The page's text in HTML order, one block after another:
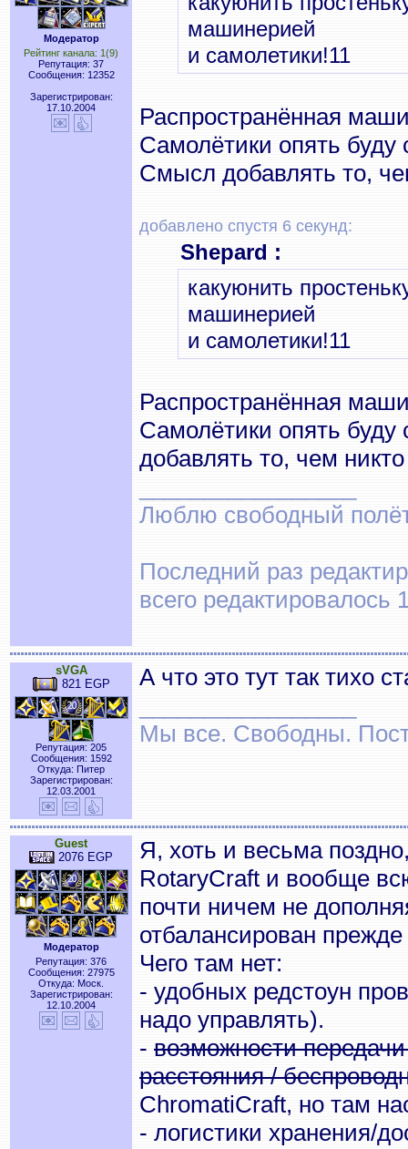
Модератор
Рейтинг канала: 1(9)
Репутация: 37
Сообщения: 12352
Зарегистрирован:
17.10.2004
машинерией
и самолетики!11
Распространённая
Самолётики опять
Смысл добавлять то,
добавлено спустя 6 секунд:
Shepard :
какуюнить
машинерией
и самолетики!11
Распространённая
Самолётики опять
добавлять то, чем
Люблю свободный
Последний раз
всего редактировалось
sVGA
821 EGP
Репутация: 205
Сообщения: 1592
Откуда: Питер
Зарегистрирован:
12.03.2001
А что это тут так тихо
Мы все. Свободны.
Guest
2076 EGP
Модератор
Репутация: 376
Сообщения: 27975
Откуда: Моск.
Зарегистрирован:
12.10.2004
Я, хоть и весьма
RotaryCraft и вообще
почти ничем не
отбалансирован прежде
Чего там нет:
- удобных редстоун
надо управлять).
- возможности
расстояния /
ChromatiCraft, но там
- логистики хранения/